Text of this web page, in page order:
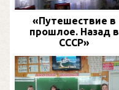
«Путешествие в
прошлое. Назад в
СССР»